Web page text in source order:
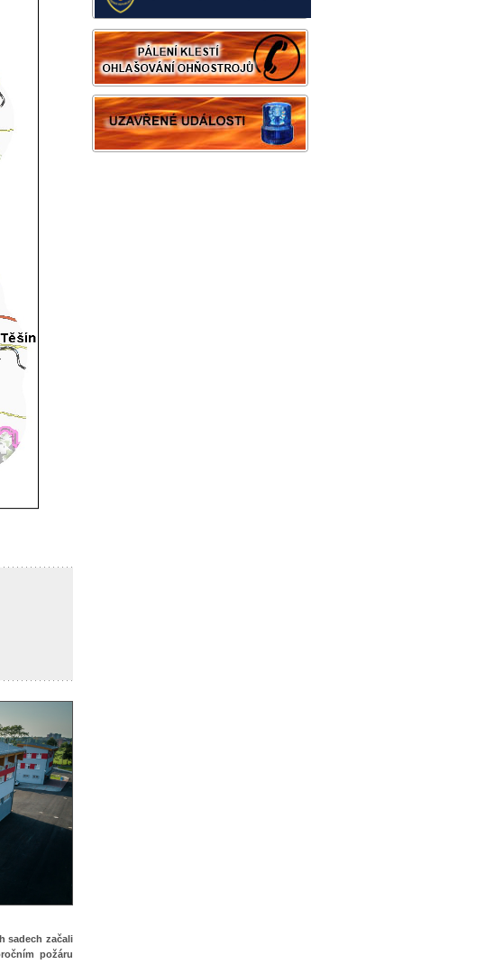
sadech začali
požáru